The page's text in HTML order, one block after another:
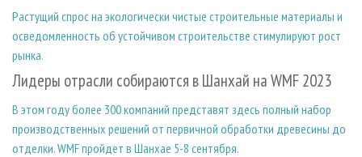
ПРОИЗВОДСТВО МЕБЕЛИ
БИОЭНЕРГЕТИКА
ЦБП
ИНСТРУМЕНТ И МАТЕРИАЛЫ
ПРИОРИТЕТНЫЕ ИНВЕСТПРОЕКТЫ
RUSSIAN FORESTRY REVIEW
ГАЗЕТА ЛЕСПРОМФОРУМ
БИБЛИОТЕКА СПЕЦИАЛИСТА
Растущий спрос на экологически чистые строительные материалы и
осведомленность об устойчивом строительстве стимулируют рост
рынка.
Лидеры отрасли собираются в Шанхай на WMF 2023
В этом году более 300 компаний представят здесь полный набор
производственных решений от первичной обработки древесины до
отделки. WMF пройдет в Шанхае 5-8 сентября.